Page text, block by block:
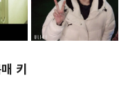
키